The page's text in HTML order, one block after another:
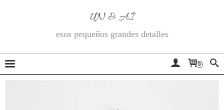
UN & AI
esos pequeños grandes detalles
0